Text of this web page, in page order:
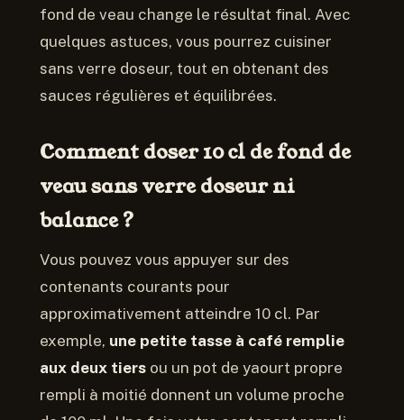
fond de veau change le résultat final. Avec
quelques astuces, vous pourrez cuisiner
sans verre doseur, tout en obtenant des
sauces régulières et équilibrées.
Comment doser 10 cl de fond de
veau sans verre doseur ni
balance ?
Vous pouvez vous appuyer sur des
contenants courants pour
approximativement atteindre 10 cl. Par
exemple, une petite tasse à café remplie
aux deux tiers ou un pot de yaourt propre
rempli à moitié donnent un volume proche